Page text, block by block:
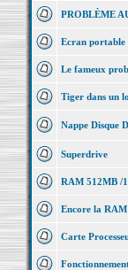
PROBLÈME
Ecran portable
Le fameux
Tiger dans un
Nappe Disque
Superdrive
RAM 512MB /
Encore la
Carte